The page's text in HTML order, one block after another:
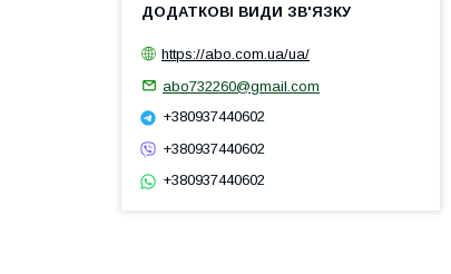
https://abo.com.ua/ua/
abo732260@gmail.com
+380937440602
+380937440602
+380937440602